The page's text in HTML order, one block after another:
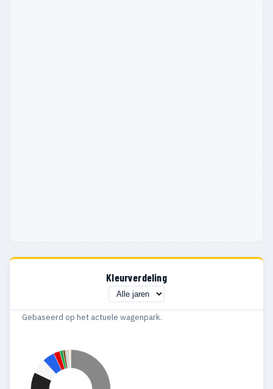
Kleurverdeling
Gebaseerd op het actuele wagenpark.